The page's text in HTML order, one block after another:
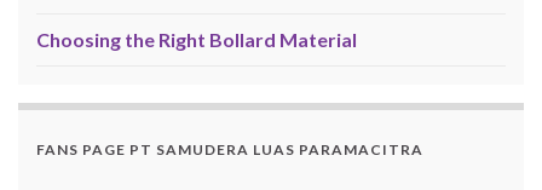
Choosing the Right Bollard Material
FANS PAGE PT SAMUDERA LUAS PARAMACITRA